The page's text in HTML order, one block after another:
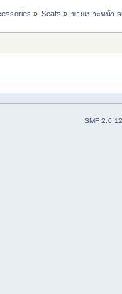
» Seats » ขายเบาะหน้า
SMF 2.0.12